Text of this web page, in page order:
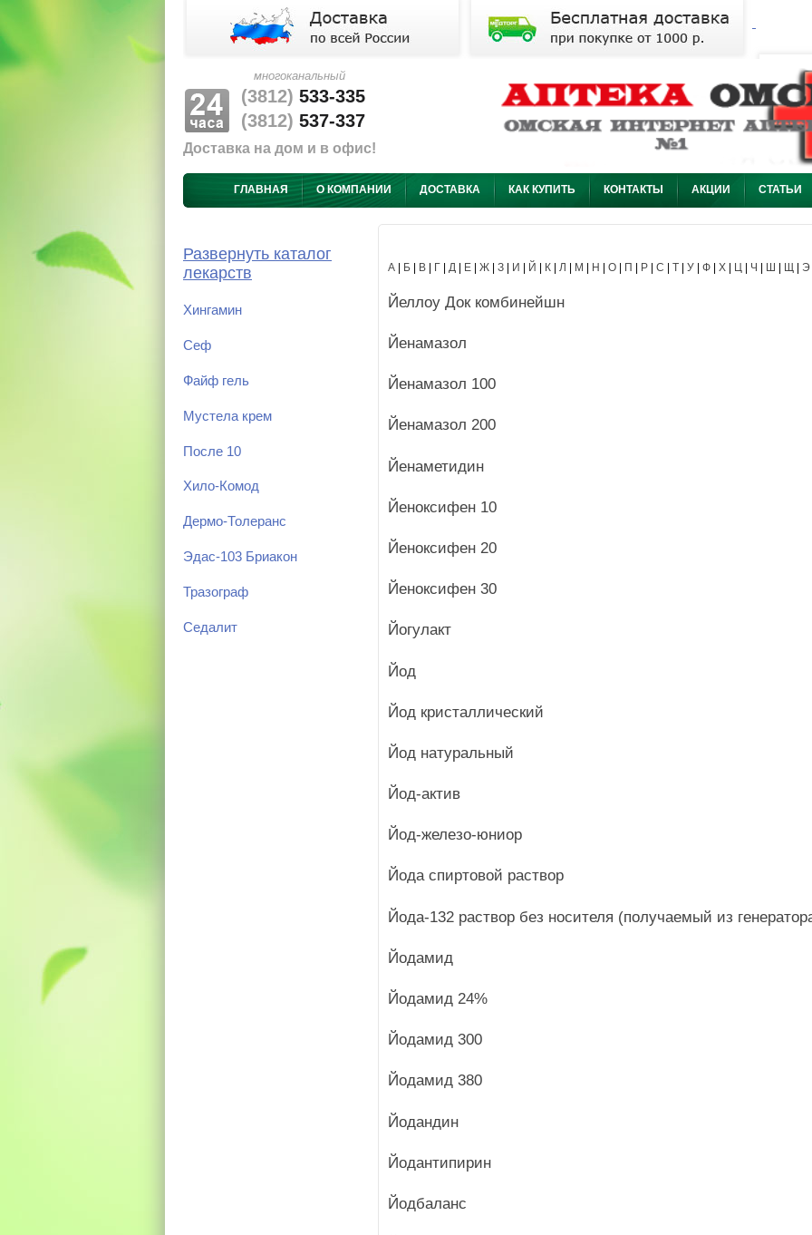
многоканальный
(3812) 533-335
(3812) 537-337
Доставка на дом и в офис!
ГЛАВНАЯ О КОМПАНИИ ДОСТАВКА КАК КУПИТЬ КОНТАКТЫ АКЦИИ СТАТЬИ
Развернуть каталог
лекарств
Хингамин
Сеф
Файф гель
Мустела крем
После 10
Хило-Комод
Дермо-Толеранс
Эдас-103 Бриакон
Тразограф
Седалит
А Б В Г Д Е Ж З И Й К Л М Н О П Р С Т У Ф Х Ц Ч Ш Щ Э
Йеллоу Док комбинейшн
Йенамазол
Йенамазол 100
Йенамазол 200
Йенаметидин
Йеноксифен 10
Йеноксифен 20
Йеноксифен 30
Йогулакт
Йод
Йод кристаллический
Йод натуральный
Йод-актив
Йод-железо-юниор
Йода спиртовой раствор
Йода-132 раствор без носителя (получаемый из
Йодамид
Йодамид 24%
Йодамид 300
Йодамид 380
Йодандин
Йодантипирин
Йодбаланс